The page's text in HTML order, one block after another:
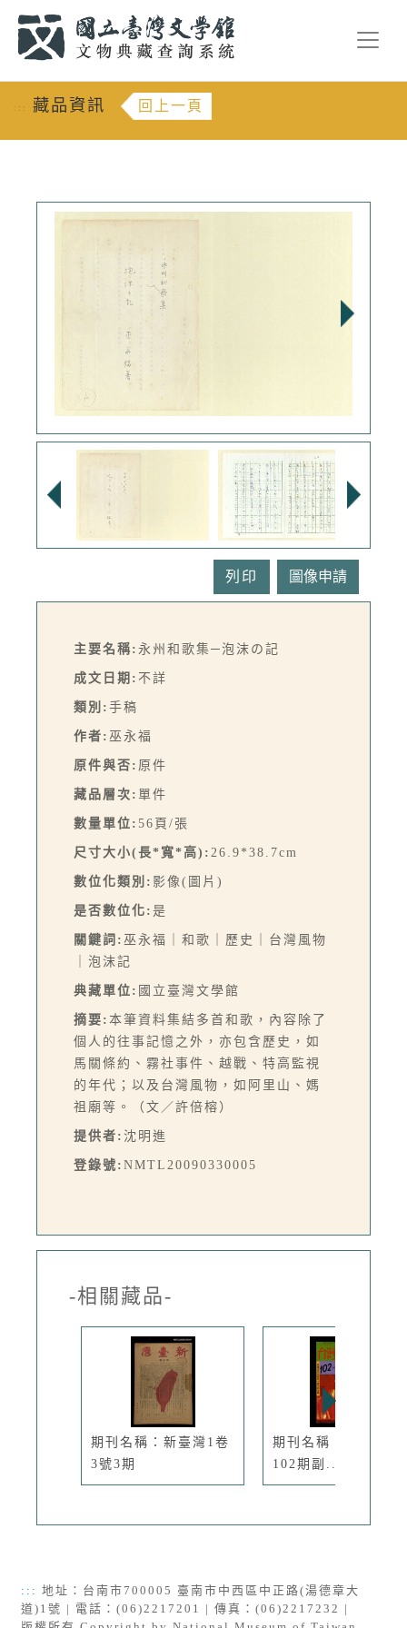
::: 藏品資訊 回上一頁
列印
主要名稱: 永州和歌集─泡沫の記
成文日期: 不詳
類別: 手稿
作者: 巫永福
原件與否: 原件
藏品層次: 單件
數量單位: 56頁/張
尺寸大小(長*寬*高): 26.9*38.7cm
數位化類別: 影像(圖片)
是否數位化: 是
關鍵詞: 巫永福｜和歌｜歷史｜台灣風物
｜泡沫記
典藏單位: 國立臺灣文學館
摘要: 本筆資料集結多首和歌，內容除了
個人的往事記憶之外，亦包含歷史，如
馬關條約、霧社事件、越戰、特高監視
的年代；以及台灣風物，如阿里山、媽
祖廟等。（文／許倍榕）
提供者: 沈明進
登錄號: NMTL20090330005
-相關藏品-
期刊名稱：新臺灣1卷
3號3期
期刊名稱：臺灣文藝
102期副...
::: 地址：台南市700005 臺南市中西區中正路(湯德章大
道)1號 | 電話：(06)2217201 | 傳真：(06)2217232 |